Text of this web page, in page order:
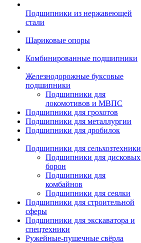
Подшипники из нержавеющей
стали
Шариковые опоры
Комбинированные подшипники
Железнодорожные буксовые
подшипники
Подшипники для
локомотивов и МВПС
Подшипники для грохотов
Подшипники для металлургии
Подшипники для дробилок
Подшипники для сельхозтехники
Подшипники для дисковых
борон
Подшипники для
комбайнов
Подшипники для сеялки
Подшипники для строительной
сферы
Подшипники для экскаватора и
спецтехники
Ружейные-пушечные свёрла